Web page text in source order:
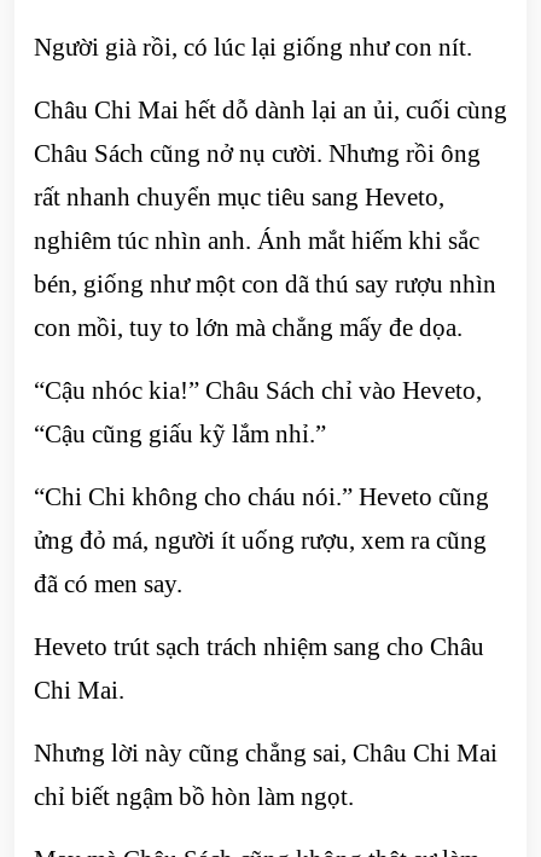
Người già rồi, có lúc lại giống như con nít.
Châu Chi Mai hết dỗ dành lại an ủi, cuối cùng
Châu Sách cũng nở nụ cười. Nhưng rồi ông
rất nhanh chuyển mục tiêu sang Heveto,
nghiêm túc nhìn anh. Ánh mắt hiếm khi sắc
bén, giống như một con dã thú say rượu nhìn
con mồi, tuy to lớn mà chẳng mấy đe dọa.
“Cậu nhóc kia!” Châu Sách chỉ vào Heveto,
“Cậu cũng giấu kỹ lắm nhỉ.”
“Chi Chi không cho cháu nói.” Heveto cũng
ửng đỏ má, người ít uống rượu, xem ra cũng
đã có men say.
Heveto trút sạch trách nhiệm sang cho Châu
Chi Mai.
Nhưng lời này cũng chẳng sai, Châu Chi Mai
chỉ biết ngậm bồ hòn làm ngọt.